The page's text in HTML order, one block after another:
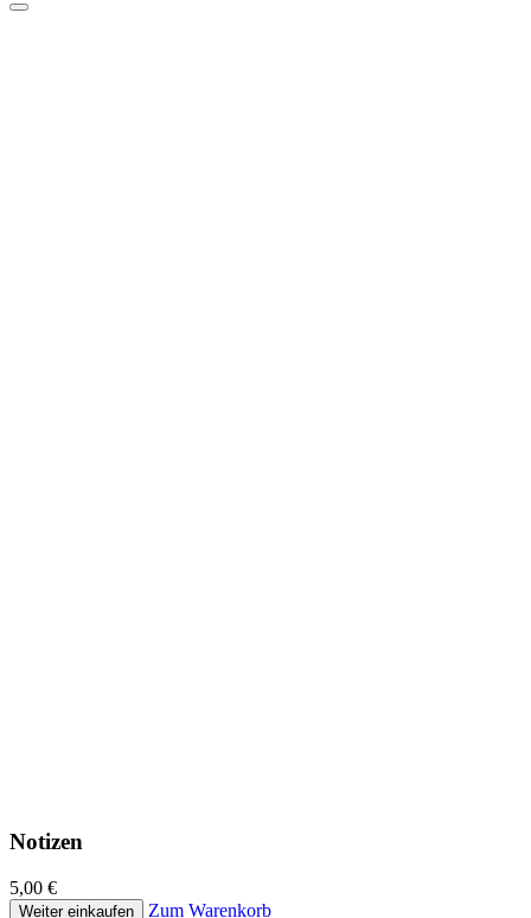
Notizen
5,00 €
Weiter einkaufen Zum Warenkorb